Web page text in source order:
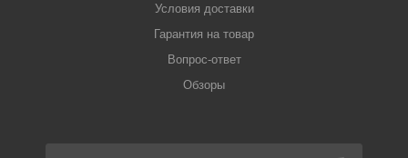
Условия доставки
Гарантия на товар
Вопрос-ответ
Обзоры